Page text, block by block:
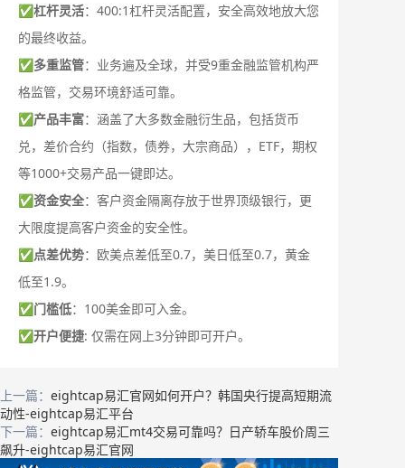
✅杠杆灵活：400:1杠杆灵活配置，安全高效地放大您
的最终收益。
✅多重监管：业务遍及全球，并受9重金融监管机构严
格监管，交易环境舒适可靠。
✅产品丰富：涵盖了大多数金融衍生品，包括货币
兑，差价合约（指数，债券，大宗商品），ETF，期权
等1000+交易产品一键即达。
✅资金安全：客户资金隔离存放于世界顶级银行，更
大限度提高客户资金的安全性。
✅点差优势：欧美点差低至0.7，美日低至0.7，黄金
低至1.9。
✅门槛低：100美金即可入金。
✅开户便捷: 仅需在网上3分钟即可开户。
上一篇： eightcap易汇官网如何开户？韩国央行提高短期流
动性-eightcap易汇平台
下一篇： eightcap易汇mt4交易可靠吗？日产轿车股价周三
飙升-eightcap易汇官网